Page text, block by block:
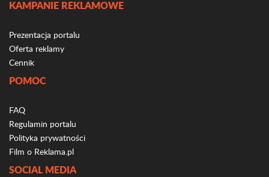
KAMPANIE REKLAMOWE
Prezentacja portalu
Oferta reklamy
Cennik
POMOC
FAQ
Regulamin portalu
Polityka prywatności
Film o Reklama.pl
SOCIAL MEDIA